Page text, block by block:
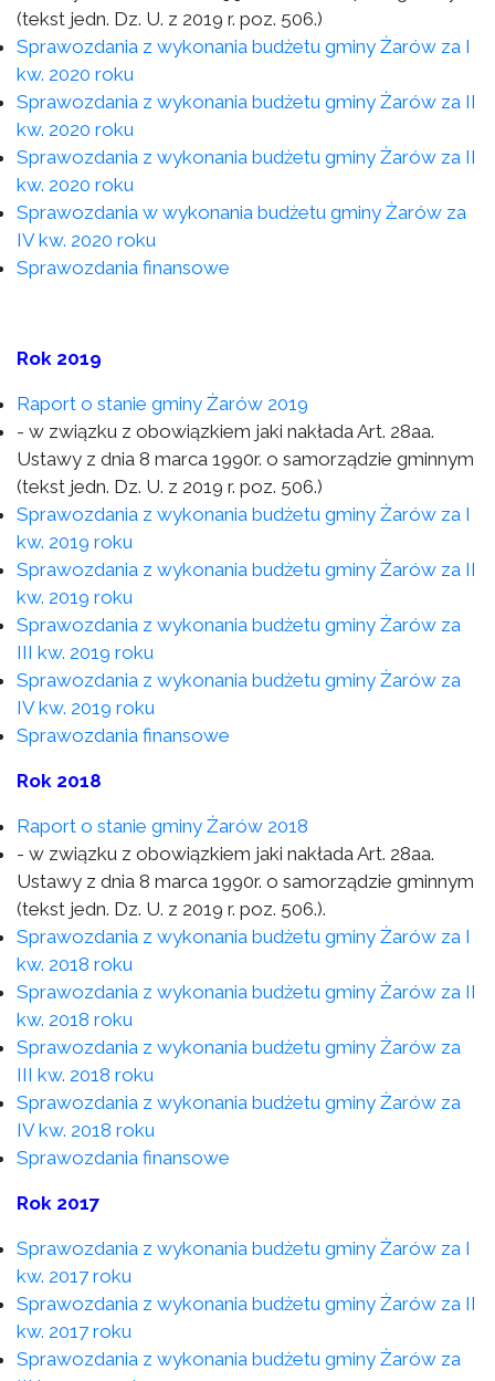
(tekst jedn. Dz. U. z 2019 r. poz. 506.)
Sprawozdania z wykonania budżetu gminy Żarów za I
kw. 2020 roku
Sprawozdania z wykonania budżetu gminy Żarów za II
kw. 2020 roku
Sprawozdania z wykonania budżetu gminy Żarów za II
kw. 2020 roku
Sprawozdania w wykonania budżetu gminy Żarów za
IV kw. 2020 roku
Sprawozdania finansowe
Rok 2019
Raport o stanie gminy Żarów 2019
- w związku z obowiązkiem jaki nakłada Art. 28aa.
Ustawy z dnia 8 marca 1990r. o samorządzie gminnym
(tekst jedn. Dz. U. z 2019 r. poz. 506.)
Sprawozdania z wykonania budżetu gminy Żarów za I
kw. 2019 roku
Sprawozdania z wykonania budżetu gminy Żarów za II
kw. 2019 roku
Sprawozdania z wykonania budżetu gminy Żarów za
III kw. 2019 roku
Sprawozdania z wykonania budżetu gminy Żarów za
IV kw. 2019 roku
Sprawozdania finansowe
Rok 2018
Raport o stanie gminy Żarów 2018
- w związku z obowiązkiem jaki nakłada Art. 28aa.
Ustawy z dnia 8 marca 1990r. o samorządzie gminnym
(tekst jedn. Dz. U. z 2019 r. poz. 506.).
Sprawozdania z wykonania budżetu gminy Żarów za I
kw. 2018 roku
Sprawozdania z wykonania budżetu gminy Żarów za II
kw. 2018 roku
Sprawozdania z wykonania budżetu gminy Żarów za
III kw. 2018 roku
Sprawozdania z wykonania budżetu gminy Żarów za
IV kw. 2018 roku
Sprawozdania finansowe
Rok 2017
Sprawozdania z wykonania budżetu gminy Żarów za I
kw. 2017 roku
Sprawozdania z wykonania budżetu gminy Żarów za II
kw. 2017 roku
Sprawozdania z wykonania budżetu gminy Żarów za